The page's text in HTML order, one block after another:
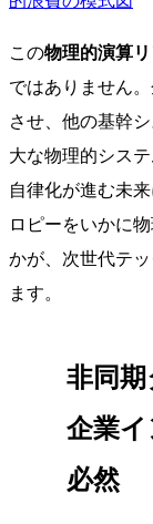
この物理的演算
ではありません
させ、他の基幹
大な物理的シス
自律化が進む未
ロピーをいかに
かが、次世代テ
ます。
非同
企業
必然